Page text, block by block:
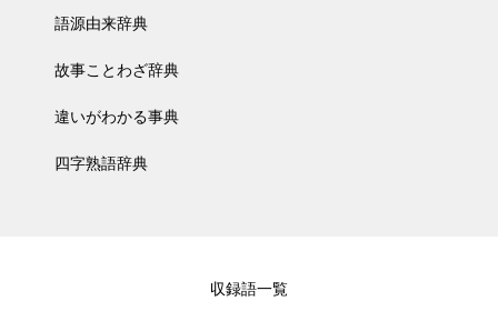
語源由来辞典
故事ことわざ辞典
違いがわかる事典
四字熟語辞典
収録語一覧